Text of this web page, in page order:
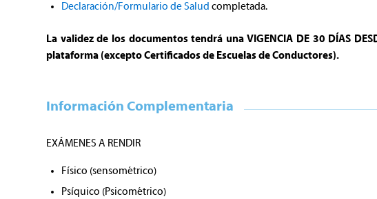
Declaración/Formulario de Salud completada.
La validez de los documentos tendrá una VIGENCIA DE 30 DÍAS
plataforma (excepto Certificados de Escuelas de Conductores).
Información Complementaria
EXÁMENES A RENDIR
Físico (sensométrico)
Psíquico (Psicométrico)